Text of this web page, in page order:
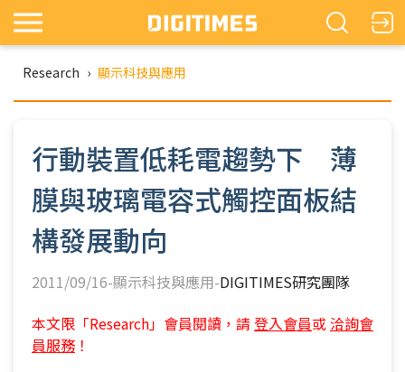
Research › 顯示科技與應用
行動裝置低耗電趨勢下 薄
膜與玻璃電容式觸控面板結
構發展動向
2011/09/16-顯示科技與應用-DIGITIMES研究團隊
本文限「Research」會員閱讀，請 登入會員或 洽詢會
員服務 ！